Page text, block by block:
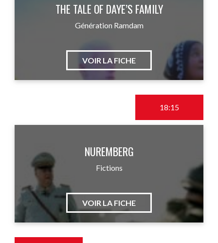
THE TALE OF DAYE’S FAMILY
Génération Ramdam
VOIR LA FICHE
18:15
NUREMBERG
Fictions
VOIR LA FICHE